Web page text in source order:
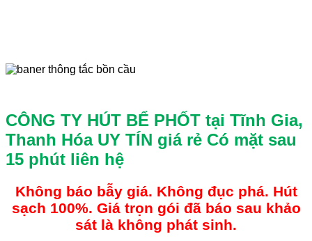
CÔNG TY HÚT BỂ PHỐT tại Tĩnh Gia,
Thanh Hóa UY TÍN giá rẻ Có mặt sau
15 phút liên hệ
Không báo bẫy giá. Không đục phá. Hút
sạch 100%. Giá trọn gói đã báo sau khảo
sát là không phát sinh.